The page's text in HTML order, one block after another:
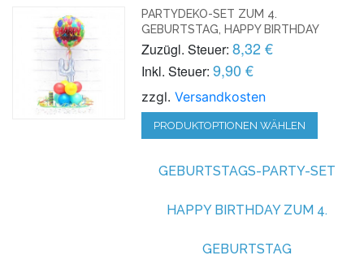
PARTYDEKO-SET ZUM 4.
GEBURTSTAG, HAPPY BIRTHDAY
Zuzügl. Steuer: 8,32 €
Inkl. Steuer: 9,90 €
zzgl.Versandkosten
PRODUKTOPTIONEN WÄHLEN
GEBURTSTAGS-PARTY-SET
HAPPY BIRTHDAY ZUM 4.
GEBURTSTAG